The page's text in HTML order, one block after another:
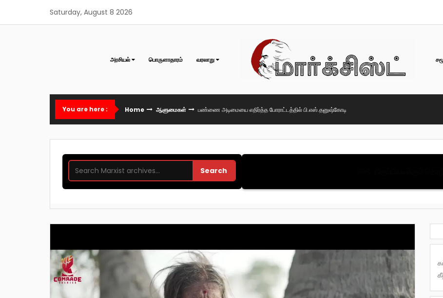
content
Saturday, August 8 2026
அரசியல் பொருளாதாரம் வரலாறு
You are here : Home ஆளுமைகள் பண்ணை அடிமையை எதிர்த்த போராட்டத்தில் பி.எஸ்.தனுஷ்கோடி
Search
கட்டுரைகளை மின்னஞ்சல் வழியே பெற விரும்புவோர்,